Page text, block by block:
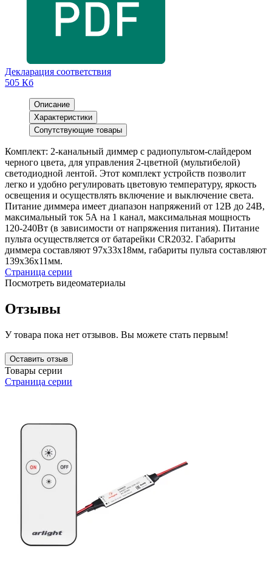
Декларация соответствия
505 Кб
Описание
Характеристики
Сопутствующие товары
Комплект: 2-канальный диммер с радиопультом-слайдером
черного цвета, для управления 2-цветной (мультибелой)
светодиодной лентой. Этот комплект устройств позволит
легко и удобно регулировать цветовую температуру, яркость
освещения и осуществлять включение и выключение света.
Питание диммера имеет диапазон напряжений от 12В до 24В,
максимальный ток 5А на 1 канал, максимальная мощность
120-240Вт (в зависимости от напряжения питания). Питание
пульта осуществляется от батарейки CR2032. Габариты
диммера составляют 97x33x18мм, габариты пульта составляют
139x36x11мм.
Страница серии
Посмотреть видеоматериалы
Отзывы
У товара пока нет отзывов. Вы можете стать первым!
Оставить отзыв
Товары серии
Страница серии